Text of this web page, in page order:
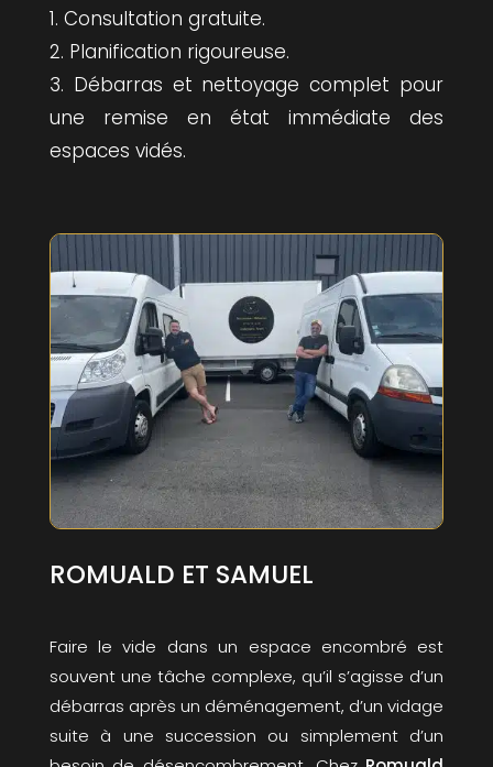
1. Consultation gratuite.
2. Planification rigoureuse.
3. Débarras et nettoyage complet pour
une remise en état immédiate des
espaces vidés.
ROMUALD ET SAMUEL
Faire le vide dans un espace encombré est
souvent une tâche complexe, qu’il s’agisse d’un
débarras après un déménagement, d’un vidage
suite à une succession ou simplement d’un